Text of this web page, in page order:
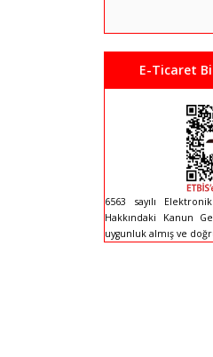
E-Ticaret
6563 sayılı
Hakkındaki Kanun
uygunluk almış ve